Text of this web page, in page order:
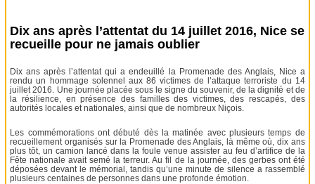
Dix ans après l’attentat du 14 juillet 2016, Nice se
recueille pour ne jamais oublier
Dix ans après l’attentat qui a endeuillé la Promenade des Anglais, Nice a
rendu un hommage solennel aux 86 victimes de l’attaque terroriste du 14
juillet 2016. Une journée placée sous le signe du souvenir, de la dignité et de
la résilience, en présence des familles des victimes, des rescapés, des
autorités locales et nationales, ainsi que de nombreux Niçois.
Les commémorations ont débuté dès la matinée avec plusieurs temps de
recueillement organisés sur la Promenade des Anglais, là même où, dix ans
plus tôt, un camion lancé dans la foule venue assister au feu d’artifice de la
Fête nationale avait semé la terreur. Au fil de la journée, des gerbes ont été
déposées devant le mémorial, tandis qu’une minute de silence a rassemblé
plusieurs centaines de personnes dans une profonde émotion.